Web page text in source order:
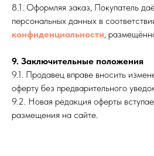
8.1. Оформляя заказ, Покупатель
персональных данных в
конфиденциальности,
9. Заключительные положения
9.1. Продавец вправе вносить
оферту без предварительного
9.2. Новая редакция оферты
размещения на сайте.